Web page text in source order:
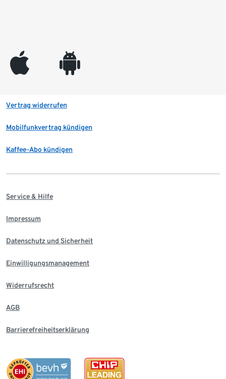
appleinc android
Vertrag widerrufen
Mobilfunkvertrag kündigen
Kaffee-Abo kündigen
Service & Hilfe
Impressum
Datenschutz und Sicherheit
Einwilligungsmanagement
Widerrufsrecht
AGB
Barrierefreiheitserklärung